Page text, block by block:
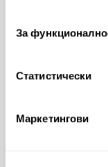
За
Статистически
Маркетингови
отВалентин